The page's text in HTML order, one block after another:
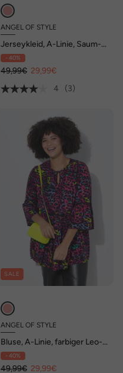
ANGEL OF STYLE
Jerseykleid, A-Linie, Saum-
Volant
- 40%
49,99€ 29,99€
4
(3)
SALE
ANGEL OF STYLE
Bluse, A-Linie, farbiger Leo-
Print, Volants
- 40%
49,99€ 29,99€